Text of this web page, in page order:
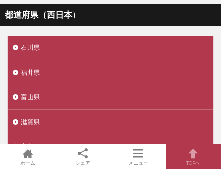
都道府県（西日本）
石川県
福井県
富山県
滋賀県
京都府
ホーム シェア メニュー TOPへ